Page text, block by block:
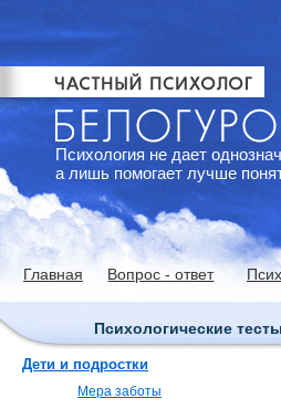
Психология не дает
а лишь помогает лучше
Главная Вопрос - ответ
Психологические
Дети и подростки
Мера заботы